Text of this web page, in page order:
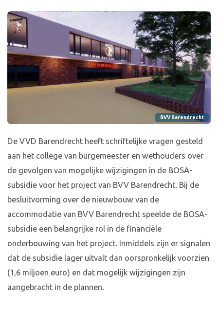
BVV Barendrecht
De VVD Barendrecht heeft schriftelijke vragen gesteld
aan het college van burgemeester en wethouders over
de gevolgen van mogelijke wijzigingen in de BOSA-
subsidie voor het project van BVV Barendrecht. Bij de
besluitvorming over de nieuwbouw van de
accommodatie van BVV Barendrecht speelde de BOSA-
subsidie een belangrijke rol in de financiële
onderbouwing van het project. Inmiddels zijn er signalen
dat de subsidie lager uitvalt dan oorspronkelijk voorzien
(1,6 miljoen euro) en dat mogelijk wijzigingen zijn
aangebracht in de plannen.